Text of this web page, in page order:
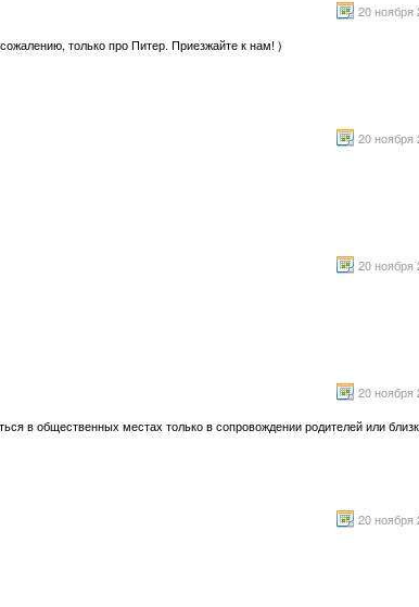
20 ноября
только про Питер. Приезжайте к нам! )
20 ноября
20 ноября
20 ноября
в общественных местах только в сопровождении родителей или
20 ноября